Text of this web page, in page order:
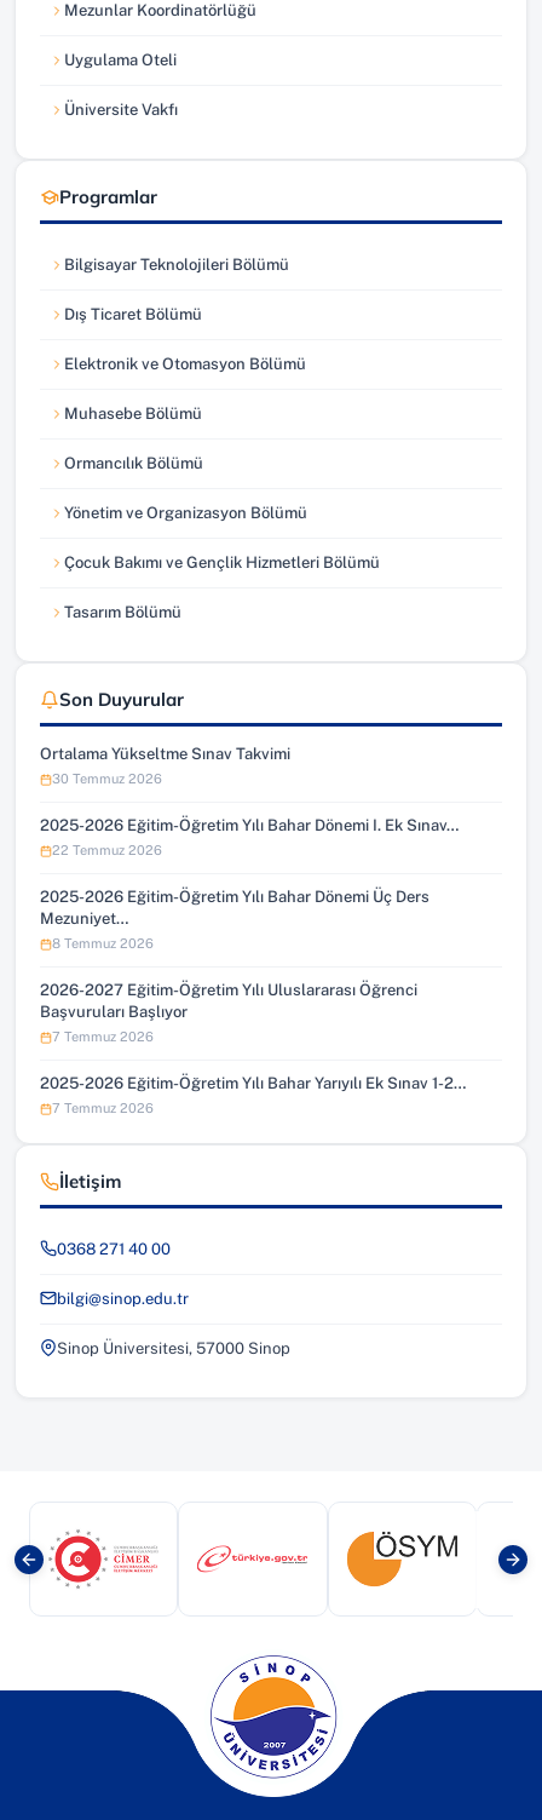
Mezunlar Koordinatörlüğü
(yeni sekmede açılır)
Uygulama Oteli
(yeni sekmede açılır)
Üniversite Vakfı
(yeni sekmede açılır)
Programlar
Bilgisayar Teknolojileri Bölümü
Dış Ticaret Bölümü
Elektronik ve Otomasyon Bölümü
Muhasebe Bölümü
Ormancılık Bölümü
Yönetim ve Organizasyon Bölümü
Çocuk Bakımı ve Gençlik Hizmetleri Bölümü
Tasarım Bölümü
Son Duyurular
Ortalama Yükseltme Sınav Takvimi
30 Temmuz 2026
2025-2026 Eğitim-Öğretim Yılı Bahar Dönemi I. Ek Sınav…
22 Temmuz 2026
2025-2026 Eğitim-Öğretim Yılı Bahar Dönemi Üç Ders
Mezuniyet…
8 Temmuz 2026
2026-2027 Eğitim-Öğretim Yılı Uluslararası Öğrenci
Başvuruları Başlıyor
7 Temmuz 2026
2025-2026 Eğitim-Öğretim Yılı Bahar Yarıyılı Ek Sınav 1-2…
7 Temmuz 2026
İletişim
0368 271 40 00
bilgi@sinop.edu.tr
Sinop Üniversitesi, 57000 Sinop
(yeni sekmede açılır)(yeni sekmede açılır)(yeni sekmede
(yeni sekmede açılır)